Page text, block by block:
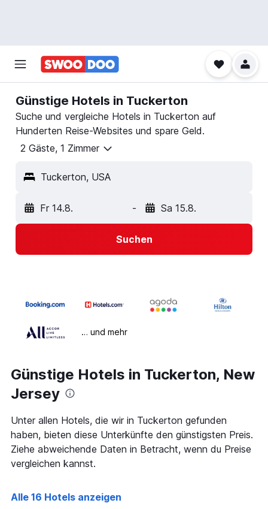
Günstige Hotels in Tuckerton
Suche und vergleiche Hotels in Tuckerton auf
Hunderten Reise-Websites und spare Geld.
2 Gäste, 1 Zimmer
Tuckerton, USA
Fr 14.8. - Sa 15.8.
Suchen
… und mehr
Günstige Hotels in Tuckerton, New
Jersey
Unter allen Hotels, die wir in Tuckerton gefunden
haben, bieten diese Unterkünfte den günstigsten Preis.
Ziehe abweichende Daten in Betracht, wenn du Preise
vergleichen kannst.
Alle 16 Hotels anzeigen